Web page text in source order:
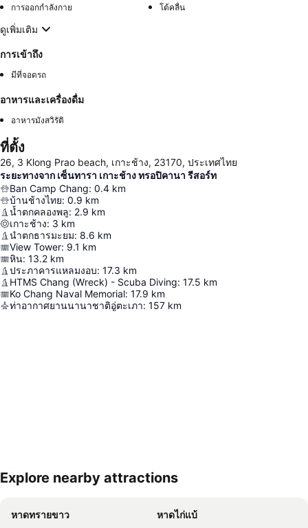
การออกกำลังกาย โต้คลื่น
ดูเพิ่มเติม
การเข้าถึง
มีที่จอดรถ
อาหารและเครื่องดื่ม
อาหารมังสวิรัติ
ที่ตั้ง
26, 3 Klong Prao beach, เกาะช้าง, 23170, ประเทศไทย
ระยะทางจาก เซ็นทารา เกาะช้าง ทรอปิคานา รีสอร์ท
Ban Camp Chang: 0.4 km
บ้านช้างไทย: 0.9 km
น้ำตกคลองพลู: 2.9 km
เกาะช้าง: 3 km
นำตกธารมะยม: 8.6 km
View Tower: 9.1 km
หิน: 13.2 km
ประภาคารแหลมงอบ: 17.3 km
HTMS Chang (Wreck) - Scuba Diving: 17.5 km
Ko Chang Naval Memorial: 17.9 km
ท่าอากาศยานนานาชาติอู่ตะเภา: 157 km
Explore nearby attractions
หาดทรายขาว
หาดไก่แบ้